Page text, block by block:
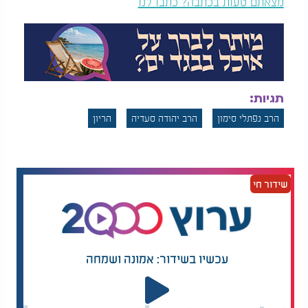
תגיות:
הרב נפתלי סימון הרב יהודה סעדיה הריון
שידור חי
עכשיו בשידור: אמונה ושמחה